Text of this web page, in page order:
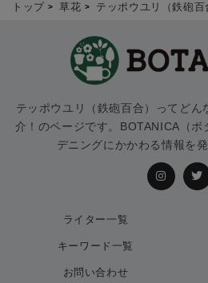
トップ 草花 テッポウユリ（鉄砲
テッポウユリ（鉄砲百合）ってどん
介！のページです。BOTANICA（ボ
デニングにかかわる情報を
ライター一覧
キーワード一覧
お問い合わせ